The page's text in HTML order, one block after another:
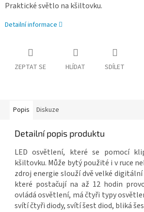
Praktické světlo na kšiltovku.
Detailní informace
ZEPTAT SE HLÍDAT SDÍLET
Popis Diskuze
Detailní popis produktu
LED osvětlení, které se pomocí
kšiltovku. Může bytý použité i v ruce
zdroj energie slouží dvě velké digitální
které postačují na až 12 hodin
ovládá osvětlení, má čtyři typy
svítí čtyři diody, svítí šest diod, bliká